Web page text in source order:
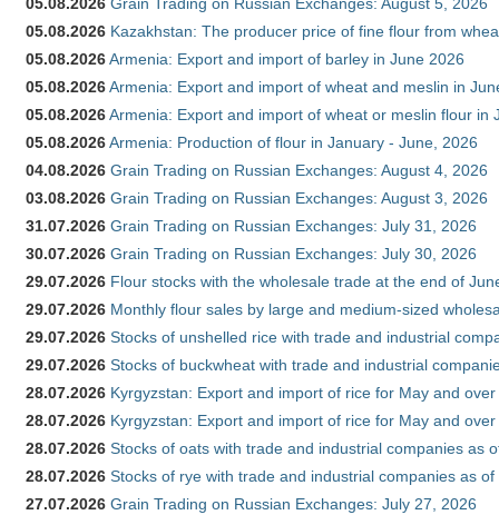
05.08.2026 Grain Trading on Russian Exchanges: August 5, 2026
05.08.2026 Kazakhstan: The producer price of fine flour from
05.08.2026Armenia: Export and import of barley in June 2026
05.08.2026Armenia: Export and import of wheat and meslin in
05.08.2026Armenia: Export and import of wheat or meslin flour in
05.08.2026Armenia: Production of flour in January - June, 2026
04.08.2026 Grain Trading on Russian Exchanges: August 4, 2026
03.08.2026 Grain Trading on Russian Exchanges: August 3, 2026
31.07.2026 Grain Trading on Russian Exchanges: July 31, 2026
30.07.2026 Grain Trading on Russian Exchanges: July 30, 2026
29.07.2026 Flour stocks with the wholesale trade at the end of
29.07.2026 Monthly flour sales by large and medium-sized
29.07.2026 Stocks of unshelled rice with trade and industrial
29.07.2026 Stocks of buckwheat with trade and industrial
28.07.2026 Kyrgyzstan: Export and import of rice for May and
28.07.2026 Kyrgyzstan: Export and import of rice for May and
28.07.2026 Stocks of oats with trade and industrial companies as
28.07.2026 Stocks of rye with trade and industrial companies as
27.07.2026 Grain Trading on Russian Exchanges: July 27, 2026